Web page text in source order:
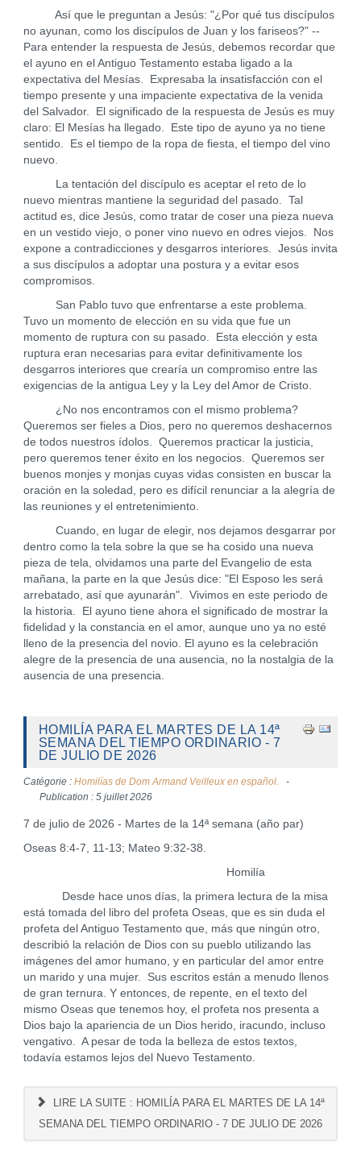
Así que le preguntan a Jesús: "¿Por qué tus discípulos
no ayunan, como los discípulos de Juan y los fariseos?" --
Para entender la respuesta de Jesús, debemos recordar que
el ayuno en el Antiguo Testamento estaba ligado a la
expectativa del Mesías. Expresaba la insatisfacción con el
tiempo presente y una impaciente expectativa de la venida
del Salvador. El significado de la respuesta de Jesús es muy
claro: El Mesías ha llegado. Este tipo de ayuno ya no tiene
sentido. Es el tiempo de la ropa de fiesta, el tiempo del vino
nuevo.
La tentación del discípulo es aceptar el reto de lo
nuevo mientras mantiene la seguridad del pasado. Tal
actitud es, dice Jesús, como tratar de coser una pieza nueva
en un vestido viejo, o poner vino nuevo en odres viejos. Nos
expone a contradicciones y desgarros interiores. Jesús invita
a sus discípulos a adoptar una postura y a evitar esos
compromisos.
San Pablo tuvo que enfrentarse a este problema.
Tuvo un momento de elección en su vida que fue un
momento de ruptura con su pasado. Esta elección y esta
ruptura eran necesarias para evitar definitivamente los
desgarros interiores que crearía un compromiso entre las
exigencias de la antigua Ley y la Ley del Amor de Cristo.
¿No nos encontramos con el mismo problema?
Queremos ser fieles a Dios, pero no queremos deshacernos
de todos nuestros ídolos. Queremos practicar la justicia,
pero queremos tener éxito en los negocios. Queremos ser
buenos monjes y monjas cuyas vidas consisten en buscar la
oración en la soledad, pero es difícil renunciar a la alegría de
las reuniones y el entretenimiento.
Cuando, en lugar de elegir, nos dejamos desgarrar por
dentro como la tela sobre la que se ha cosido una nueva
pieza de tela, olvidamos una parte del Evangelio de esta
mañana, la parte en la que Jesús dice: "El Esposo les será
arrebatado, así que ayunarán". Vivimos en este periodo de
la historia. El ayuno tiene ahora el significado de mostrar la
fidelidad y la constancia en el amor, aunque uno ya no esté
lleno de la presencia del novio. El ayuno es la celebración
alegre de la presencia de una ausencia, no la nostalgia de la
ausencia de una presencia.
HOMILÍA PARA EL MARTES DE LA 14ª
SEMANA DEL TIEMPO ORDINARIO - 7
DE JULIO DE 2026
Catégorie : Homilías de Dom Armand Veilleux en español.
Publication : 5 juillet 2026
7 de julio de 2026 - Martes de la 14ª semana (año par)
Oseas 8:4-7, 11-13; Mateo 9:32-38.
Homilía
Desde hace unos días, la primera lectura de la misa
está tomada del libro del profeta Oseas, que es sin duda el
profeta del Antiguo Testamento que, más que ningún otro,
describió la relación de Dios con su pueblo utilizando las
imágenes del amor humano, y en particular del amor entre
un marido y una mujer. Sus escritos están a menudo llenos
de gran ternura. Y entonces, de repente, en el texto del
mismo Oseas que tenemos hoy, el profeta nos presenta a
Dios bajo la apariencia de un Dios herido, iracundo, incluso
vengativo. A pesar de toda la belleza de estos textos,
todavía estamos lejos del Nuevo Testamento.
LIRE LA SUITE : HOMILÍA PARA EL MARTES DE LA 14ª
SEMANA DEL TIEMPO ORDINARIO - 7 DE JULIO DE 2026